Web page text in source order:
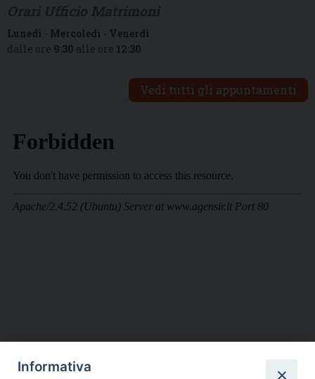
Lunedì - Mercoledì - Venerdì
dalle ore 9:30 alle ore 12:30
Vedi tutti gli appuntamenti
DIOCESI SUBURBICARIA DI ALBANO
Informativa